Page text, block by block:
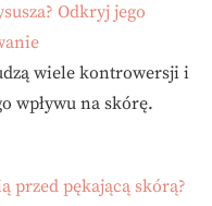
Odkryj jego
wiele kontrowersji i
wpływu na skórę.
przed pękającą skórą?